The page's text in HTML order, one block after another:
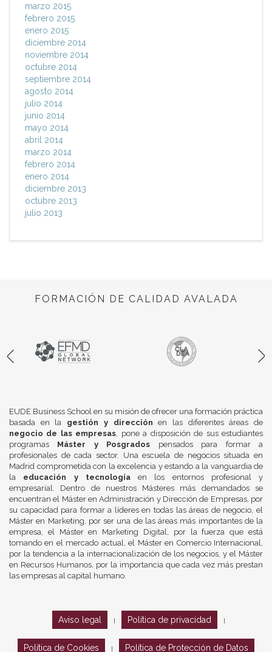
marzo 2015
febrero 2015
enero 2015
diciembre 2014
noviembre 2014
octubre 2014
septiembre 2014
agosto 2014
julio 2014
junio 2014
mayo 2014
abril 2014
marzo 2014
febrero 2014
enero 2014
diciembre 2013
octubre 2013
julio 2013
FORMACIÓN DE CALIDAD AVALADA
EUDE Business School en su misión de ofrecer una formación práctica
basada en la gestión y dirección en las diferentes áreas de
negocio de las empresas, pone a disposición de sus estudiantes
programas Máster y Posgrados pensados para formar a
profesionales de cada sector. Una escuela de negocios situada en
Madrid comprometida con la excelencia y estando a la vanguardia de
la educación y tecnologíaen los entornos profesional y
empresarial. Dentro de nuestros Másteres más demandados se
encuentran el Máster en Administración y Dirección de Empresas, por
su capacidad para formar a líderes en todas las áreas de negocio, el
Máster en Marketing, por ser una de las áreas más importantes de la
empresa, el Máster en Marketing Digital, por la fuerza que está
tomando en el mercado actual, el Máster en Comercio Internacional,
por la tendencia a la internacionalización de los negocios, y el Máster
en Recursos Humanos, por la importancia que cada vez más prestan
las empresas al capital humano.
Aviso legal Política de privacidad
Política de Cookies Política de Protección de Datos